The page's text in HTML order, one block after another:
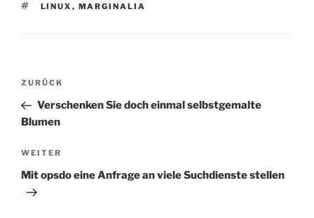
die nicht offiziellen RPMs
SCHLAGWÖRTER
LINUX , MARGINALIA
Beitragsnavigation
Vorheriger
Beitrag
ZURÜCK
Verschenken Sie doch einmal selbstgemalte
Blumen
Nächster
Beitrag
WEITER
Mit opsdo eine Anfrage an viele Suchdienste stellen